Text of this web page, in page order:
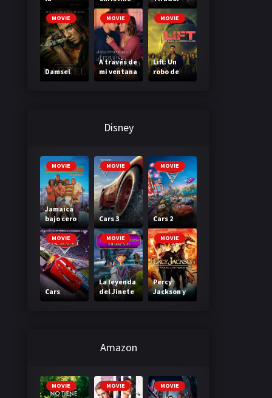
Madriguer
a MOVIE
Damsel
MOVIE
A través de
mi ventana
3: A través
MOVIE
Lift: Un
robo de
primera
Disney
MOVIE
Jamaica
bajo cero
MOVIE
Cars 3
MOVIE
Cars 2
MOVIE
Cars
MOVIE
La leyenda
del Jinete
sin cabeza
MOVIE
Percy
Jackson y
el mar de
Amazon
MOVIE MOVIE MOVIE